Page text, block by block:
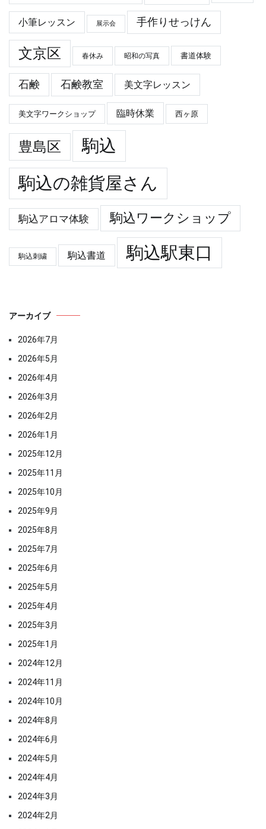
小筆レッスン 展示会 手作りせっけん
文京区 春休み 昭和の写真 書道体験
石鹸 石鹸教室 美文字レッスン
美文字ワークショップ 臨時休業 西ヶ原
豊島区
駒込
駒込の雑貨屋さん
駒込アロマ体験 駒込ワークショップ
駒込刺繍 駒込書道 駒込駅東口
アーカイブ
2026年7月
2026年5月
2026年4月
2026年3月
2026年2月
2026年1月
2025年12月
2025年11月
2025年10月
2025年9月
2025年8月
2025年7月
2025年6月
2025年5月
2025年4月
2025年3月
2025年1月
2024年12月
2024年11月
2024年10月
2024年8月
2024年6月
2024年5月
2024年4月
2024年3月
2024年2月